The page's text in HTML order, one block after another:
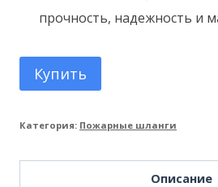
прочность, надежность и
Купить
Категория: Пожарные шланги
Описание